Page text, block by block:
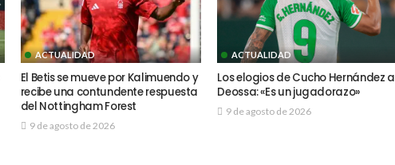
ACTUALIDAD
El Betis se mueve por Kalimuendo y
recibe una contundente respuesta
del Nottingham Forest
9 de agosto de 2026
ACTUALIDAD
Los elogios de Cucho Hernández a
Deossa: «Es un jugadorazo»
9 de agosto de 2026